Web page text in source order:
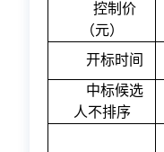
控制价
（元）
开标时间
中标候选
人不排序